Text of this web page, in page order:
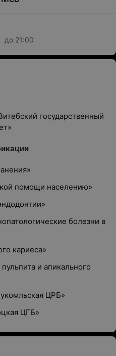
до 21:00
государственный
помощи населению»
болезни в
кариеса»
и апикального
ЦРБ»
ЦГБ»